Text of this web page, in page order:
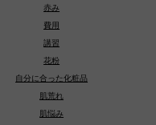
赤み
費用
講習
花粉
自分に合った化粧品
肌荒れ
肌悩み